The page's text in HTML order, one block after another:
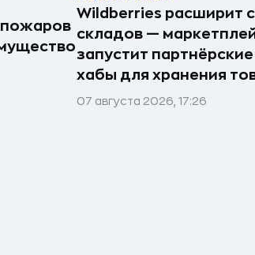
Wildberries расширит
складов —
запустит партнёрские
хабы для хранения
07 августа 2026, 17:26